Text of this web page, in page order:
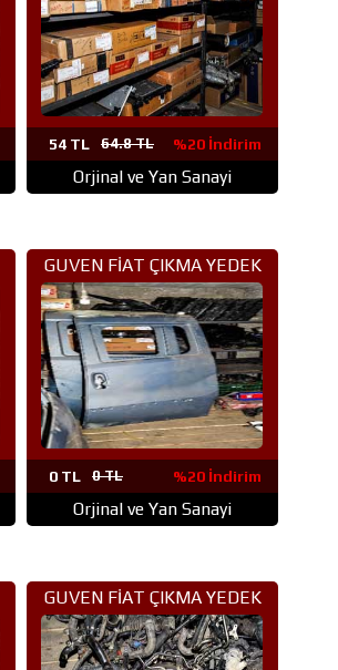
54 TL 64.8 TL %20 İndirim
Orjinal ve Yan Sanayi
GUVEN FİAT ÇIKMA YEDEK
PARÇA ANKARA (43)
0 TL 0 TL %20 İndirim
Orjinal ve Yan Sanayi
GUVEN FİAT ÇIKMA YEDEK
PARÇA ANKARA (4)